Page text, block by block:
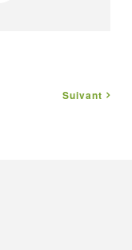
Suivant